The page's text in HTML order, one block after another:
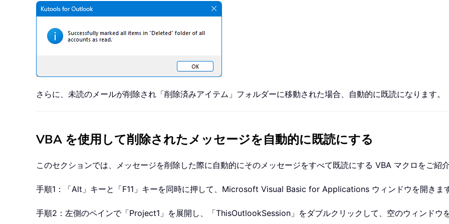
さらに、未読のメールが削除され「削除済みアイテム」フォルダーに移動された場合、自動的に既読になります。
VBA を使用して削除されたメッセージを自動的に既読にする
このセクションでは、メッセージを削除した際に自動的にそのメッセージをすべて既読にする VBA マクロをご紹介
手順1：「Alt」キーと「F11」キーを同時に押して、Microsoft Visual Basic for Applications ウィンドウを開きます
手順2：左側のペインで「Project1」を展開し、「ThisOutlookSession」をダブルクリックして、空のウィンドウを